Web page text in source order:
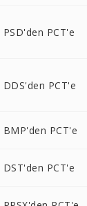
PSD'den PCT'e
DDS'den PCT'e
BMP'den PCT'e
DST'den PCT'e